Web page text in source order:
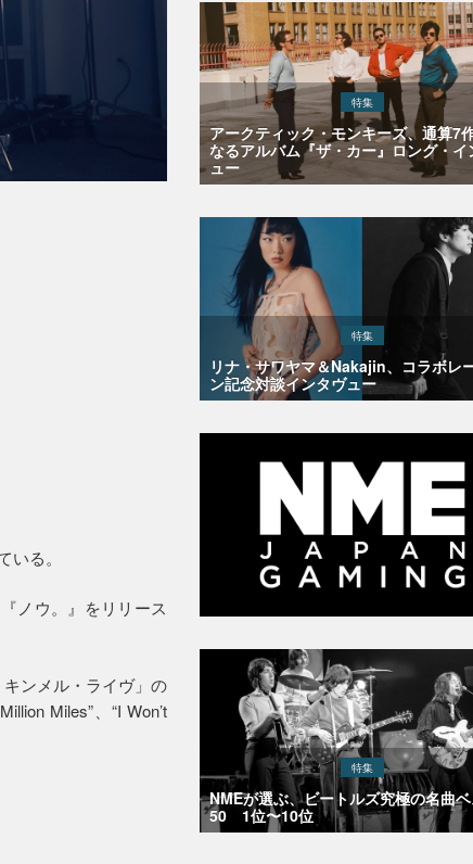
る。
ノウ。』をリリース
ンメル・ライヴ」の
Miles”、“I Won’t
特集
アークティック・モンキーズ、通算7
なるアルバム『ザ・カー』ロング・イ
ュー
特集
リナ・サワヤマ＆Nakajin、コラボレ
ン記念対談インタヴュー
特集
NMEが選ぶ、ビートルズ究極の名曲ベ
50 1位〜10位